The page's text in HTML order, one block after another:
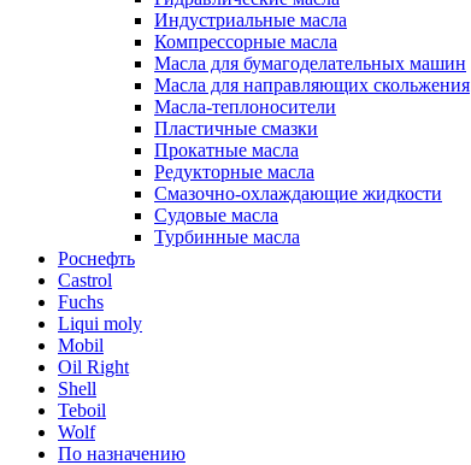
Индустриальные масла
Компрессорные масла
Масла для бумагоделательных машин
Масла для направляющих скольжения
Масла-теплоносители
Пластичные смазки
Прокатные масла
Редукторные масла
Смазочно-охлаждающие жидкости
Судовые масла
Турбинные масла
Роснефть
Castrol
Fuchs
Liqui moly
Mobil
Oil Right
Shell
Teboil
Wolf
По назначению